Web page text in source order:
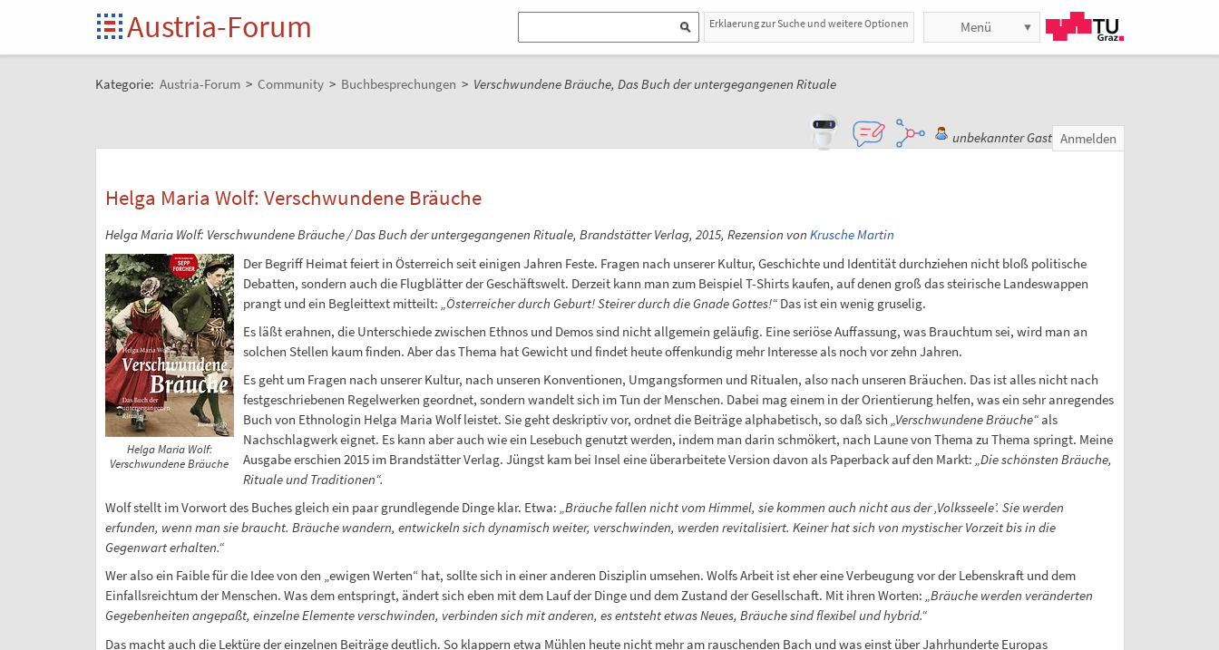
Austria-Forum Erklaerung zur Suche und weitere Optionen Menü
Kategorie: Austria-Forum > Community > Buchbesprechungen > Verschwundene Bräuche, Das Buch der untergegangenen Rituale
unbekannter Gast Anmelden
Helga Maria Wolf: Verschwundene Bräuche
Helga Maria Wolf: Verschwundene Bräuche / Das Buch der untergegangenen Rituale, Brandstätter Verlag, 2015, Rezension von Krusche Martin
Helga Maria Wolf:
Verschwundene Bräuche
Der Begriff Heimat feiert in Österreich seit einigen Jahren Feste. Fragen nach unserer Kultur, Geschichte und Identität durchziehen nicht bloß politische
Debatten, sondern auch die Flugblätter der Geschäftswelt. Derzeit kann man zum Beispiel T-Shirts kaufen, auf denen groß das steirische Landeswappen
prangt und ein Begleittext mitteilt: „Österreicher durch Geburt! Steirer durch die Gnade Gottes!“Das ist ein wenig gruselig.
Es läßt erahnen, die Unterschiede zwischen Ethnos und Demos sind nicht allgemein geläufig. Eine seriöse Auffassung, was Brauchtum sei, wird man an
solchen Stellen kaum finden. Aber das Thema hat Gewicht und findet heute offenkundig mehr Interesse als noch vor zehn Jahren.
Es geht um Fragen nach unserer Kultur, nach unseren Konventionen, Umgangsformen und Ritualen, also nach unseren Bräuchen. Das ist alles nicht nach
festgeschriebenen Regelwerken geordnet, sondern wandelt sich im Tun der Menschen. Dabei mag einem in der Orientierung helfen, was ein sehr anregendes
Buch von Ethnologin Helga Maria Wolf leistet. Sie geht deskriptiv vor, ordnet die Beiträge alphabetisch, so daß sich „Verschwundene Bräuche“als
Nachschlagwerk eignet. Es kann aber auch wie ein Lesebuch genutzt werden, indem man darin schmökert, nach Laune von Thema zu Thema springt. Meine
Ausgabe erschien 2015 im Brandstätter Verlag. Jüngst kam bei Insel eine überarbeitete Version davon als Paperback auf den Markt: „Die schönsten Bräuche,
Rituale und Traditionen“.
Wolf stellt im Vorwort des Buches gleich ein paar grundlegende Dinge klar. Etwa: „Bräuche fallen nicht vom Himmel, sie kommen auch nicht aus der ‚Volksseele’. Sie werden
erfunden, wenn man sie braucht. Bräuche wandern, entwickeln sich dynamisch weiter, verschwinden, werden revitalisiert. Keiner hat sich von mystischer Vorzeit bis in die
Gegenwart erhalten.“
Wer also ein Faible für die Idee von den „ewigen Werten“ hat, sollte sich in einer anderen Disziplin umsehen. Wolfs Arbeit ist eher eine Verbeugung vor der Lebenskraft und dem
Einfallsreichtum der Menschen. Was dem entspringt, ändert sich eben mit dem Lauf der Dinge und dem Zustand der Gesellschaft. Mit ihren Worten: „Bräuche werden veränderten
Gegebenheiten angepaßt, einzelne Elemente verschwinden, verbinden sich mit anderen, es entsteht etwas Neues, Bräuche sind flexibel und hybrid.“
Das macht auch die Lektüre der einzelnen Beiträge deutlich. So klappern etwa Mühlen heute nicht mehr am rauschenden Bach und was einst über Jahrhunderte Europas